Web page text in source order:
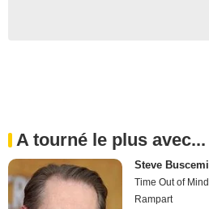
A tourné le plus avec...
Steve Buscemi
Time Out of Mind
Rampart